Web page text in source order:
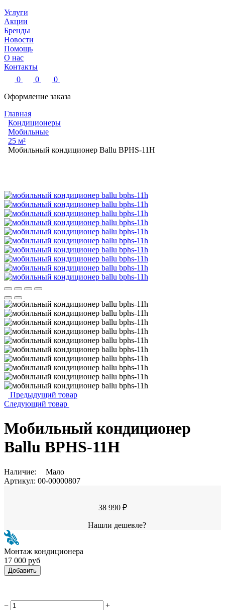
Услуги
Акции
Бренды
Новости
Помощь
О нас
Контакты
0
0
0
Оформление заказа
Главная
Кондиционеры
Мобильные
25 м²
Мобильный кондиционер Ballu BPHS-11H
Предыдущий товар
Следующий товар
Мобильный кондиционер
Ballu BPHS-11H
Наличие:
Мало
Артикул: 00-00000807
38 990 ₽
Нашли дешевле?
Монтаж кондиционера
17 000 руб
Добавить
−
+